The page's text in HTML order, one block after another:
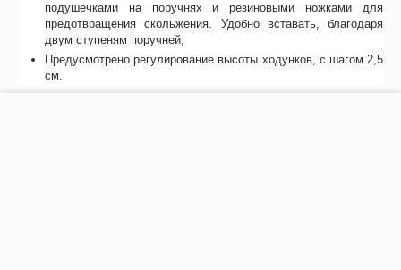
подушечками на поручнях и резиновыми ножками для
предотвращения скольжения. Удобно вставать, благодаря
двум ступеням поручней;
Предусмотрено регулирование высоты ходунков, с шагом 2,5
см.